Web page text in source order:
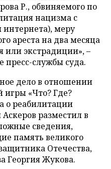
Р., обвиняемого по
нацизма с
меру
ареста на два месяца
или экстрадиции», –
пресс-службы суда.
дело в отношении
игры «Что? Где?
о реабилитации
разместил в
сведения,
память великого
Отечества,
Георгия Жукова.